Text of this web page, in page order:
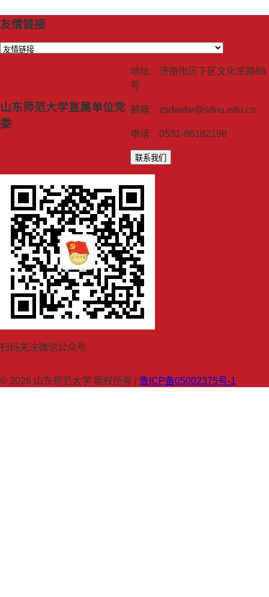
友情链接
山东师范大学直属单位党
委
地址：济南市历下区文化东路88
号
邮箱：zsdwdw@sdnu.edu.cn
电话：0531-86182198
联系我们
扫码关注微信公众号
© 2026 山东师范大学 版权所有 | 鲁ICP备05002375号-1